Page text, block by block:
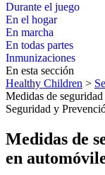
Durante el juego
En el hogar
En marcha
En todas partes
Inmunizaciones
En esta sección
Healthy Children >
Medidas de
Seguridad y
Medidas de
en